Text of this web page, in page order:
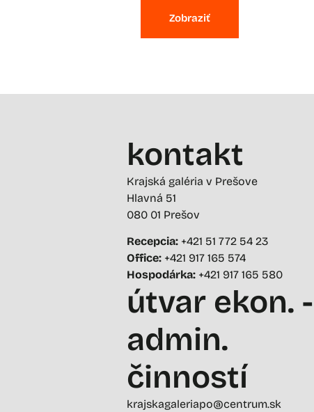
Zobraziť
kontakt
Krajská galéria v Prešove
Hlavná 51
080 01 Prešov
Recepcia: +421 51 772 54 23
Office: +421 917 165 574
Hospodárka: +421 917 165 580
útvar ekon. -
admin.
činností
krajskagaleriapo@centrum.sk